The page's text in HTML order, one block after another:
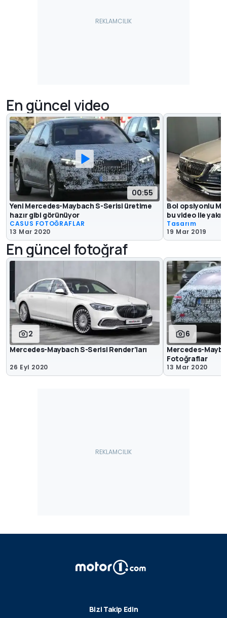
En güncel video
00:55
Yeni Mercedes-Maybach S-Serisi üretime
hazır gibi görünüyor
CASUS FOTOĞRAFLAR
13 Mar 2020
Bol opsiyonlu
bu video ile
Tasarım
19 Mar 2019
En güncel fotoğraf
2
Mercedes-Maybach S-Serisi Render'ları
26 Eyl 2020
6
Mercedes-
Fotoğraflar
13 Mar 2020
Bizi Takip Edin